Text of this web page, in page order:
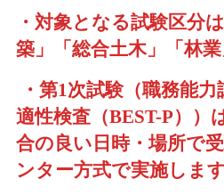
・対象となる試験区分
築」「総合土木」「林
・第1次試験（職務能力
適性検査（BEST-P））
合の良い日時・場所で
ンター方式で実施します